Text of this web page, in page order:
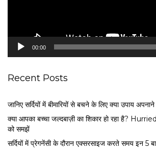
00:00
Recent Posts
जानिए सर्दियों में बीमारियों से बचने के लिए क्या उपाय अपनाने
क्या आपका बच्चा जल्दबाज़ी का शिकार हो रहा है?
को समझें
सर्द‍ियों में प्रेगनेंसी के दौरान एक्सरसाइज करते समय इन 5